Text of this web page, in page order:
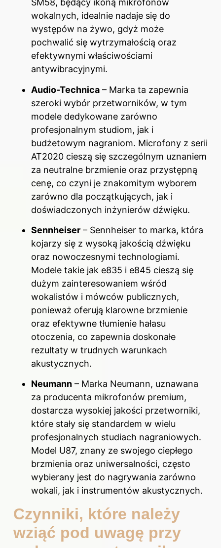
SM58, będący ikoną mikrofonów
wokalnych, idealnie nadaje się do
występów na żywo, gdyż może
pochwalić się wytrzymałością oraz
efektywnymi właściwościami
antywibracyjnymi.
Audio-Technica – Marka ta zapewnia
szeroki wybór przetworników, w tym
modele dedykowane zarówno
profesjonalnym studiom, jak i
budżetowym nagraniom. Microfony z serii
AT2020 cieszą się szczególnym uznaniem
za neutralne brzmienie oraz przystępną
cenę, co czyni je znakomitym wyborem
zarówno dla początkujących, jak i
doświadczonych inżynierów dźwięku.
Sennheiser – Sennheiser to marka, która
kojarzy się z wysoką jakością dźwięku
oraz nowoczesnymi technologiami.
Modele takie jak e835 i e845 cieszą się
dużym zainteresowaniem wśród
wokalistów i mówców publicznych,
ponieważ oferują klarowne brzmienie
oraz efektywne tłumienie hałasu
otoczenia, co zapewnia doskonałe
rezultaty w trudnych warunkach
akustycznych.
Neumann – Marka Neumann, uznawana
za producenta mikrofonów premium,
dostarcza wysokiej jakości przetworniki,
które stały się standardem w wielu
profesjonalnych studiach nagraniowych.
Model U87, znany ze swojego ciepłego
brzmienia oraz uniwersalności, często
wybierany jest do nagrywania zarówno
wokali, jak i instrumentów akustycznych.
Czynniki, które należy
wziąć pod uwagę przy